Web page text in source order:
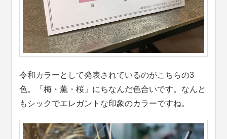
令和カラーとして発表されているのがこちらの3
色。「梅・薫・桜」にちなんだ色合いです。なんと
もシックでエレガントな印象のカラーですね。